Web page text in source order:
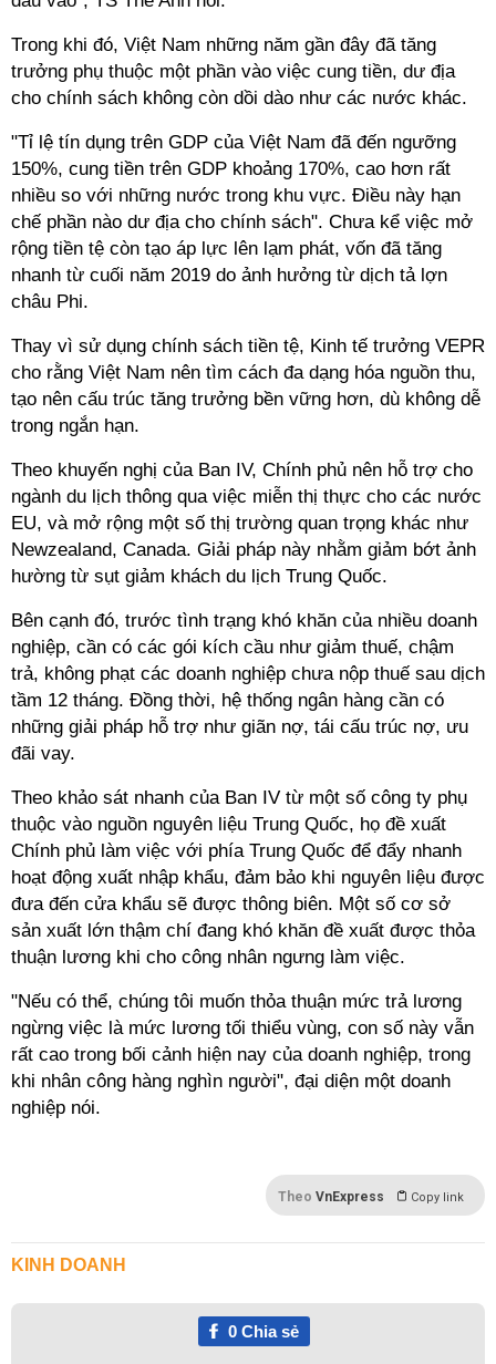
Trong khi đó, Việt Nam những năm gần đây đã tăng
trưởng phụ thuộc một phần vào việc cung tiền, dư địa
cho chính sách không còn dồi dào như các nước khác.
"Tỉ lệ tín dụng trên GDP của Việt Nam đã đến ngưỡng
150%, cung tiền trên GDP khoảng 170%, cao hơn rất
nhiều so với những nước trong khu vực. Điều này hạn
chế phần nào dư địa cho chính sách". Chưa kể việc mở
rộng tiền tệ còn tạo áp lực lên lạm phát, vốn đã tăng
nhanh từ cuối năm 2019 do ảnh hưởng từ dịch tả lợn
châu Phi.
Thay vì sử dụng chính sách tiền tệ, Kinh tế trưởng VEPR
cho rằng Việt Nam nên tìm cách đa dạng hóa nguồn thu,
tạo nên cấu trúc tăng trưởng bền vững hơn, dù không dễ
trong ngắn hạn.
Theo khuyến nghị của Ban IV, Chính phủ nên hỗ trợ cho
ngành du lịch thông qua việc miễn thị thực cho các nước
EU, và mở rộng một số thị trường quan trọng khác như
Newzealand, Canada. Giải pháp này nhằm giảm bớt ảnh
hường từ sụt giảm khách du lịch Trung Quốc.
Bên cạnh đó, trước tình trạng khó khăn của nhiều doanh
nghiệp, cần có các gói kích cầu như giảm thuế, chậm
trả, không phạt các doanh nghiệp chưa nộp thuế sau dịch
tầm 12 tháng. Đồng thời, hệ thống ngân hàng cần có
những giải pháp hỗ trợ như giãn nợ, tái cấu trúc nợ, ưu
đãi vay.
Theo khảo sát nhanh của Ban IV từ một số công ty phụ
thuộc vào nguồn nguyên liệu Trung Quốc, họ đề xuất
Chính phủ làm việc với phía Trung Quốc để đẩy nhanh
hoạt động xuất nhập khẩu, đảm bảo khi nguyên liệu được
đưa đến cửa khẩu sẽ được thông biên. Một số cơ sở
sản xuất lớn thậm chí đang khó khăn đề xuất được thỏa
thuận lương khi cho công nhân ngưng làm việc.
"Nếu có thể, chúng tôi muốn thỏa thuận mức trả lương
ngừng việc là mức lương tối thiểu vùng, con số này vẫn
rất cao trong bối cảnh hiện nay của doanh nghiệp, trong
khi nhân công hàng nghìn người", đại diện một doanh
nghiệp nói.
Theo VnExpress Copy link
KINH DOANH
0Chia sẻ